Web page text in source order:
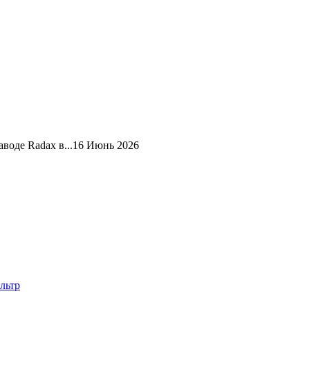
Radax в...16 Июнь 2026